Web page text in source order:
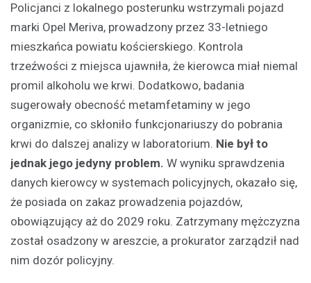
Policjanci z lokalnego posterunku wstrzymali pojazd
marki Opel Meriva, prowadzony przez 33-letniego
mieszkańca powiatu kościerskiego. Kontrola
trzeźwości z miejsca ujawniła, że kierowca miał niemal
promil alkoholu we krwi. Dodatkowo, badania
sugerowały obecność metamfetaminy w jego
organizmie, co skłoniło funkcjonariuszy do pobrania
krwi do dalszej analizy w laboratorium. Nie był to
jednak jego jedyny problem. W wyniku sprawdzenia
danych kierowcy w systemach policyjnych, okazało się,
że posiada on zakaz prowadzenia pojazdów,
obowiązujący aż do 2029 roku. Zatrzymany mężczyzna
został osadzony w areszcie, a prokurator zarządził nad
nim dozór policyjny.